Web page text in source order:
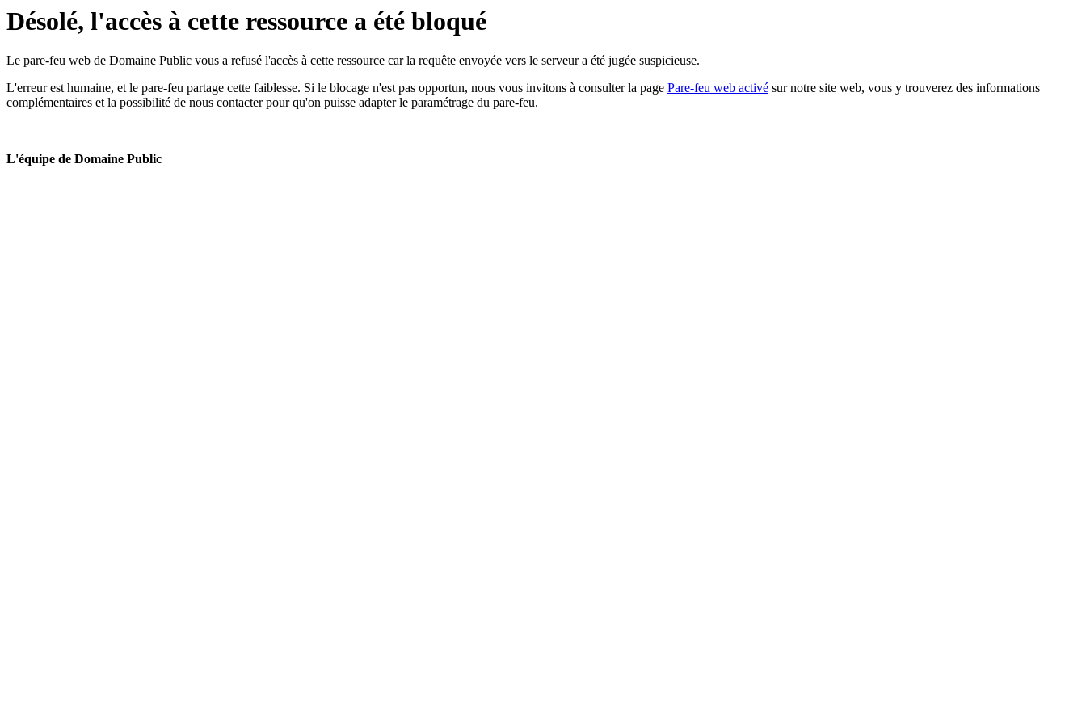
Désolé, l'accès à cette ressource a été bloqué
Le pare-feu web de Domaine Public vous a refusé l'accès à cette ressource car la requête envoyée vers le serveur a été jugée suspicieuse.
L'erreur est humaine, et le pare-feu partage cette faiblesse. Si le blocage n'est pas opportun, nous vous invitons à consulter la page Pare-feu web activé sur notre site web, vous y trouverez des informations
complémentaires et la possibilité de nous contacter pour qu'on puisse adapter le paramétrage du pare-feu.
L'équipe de Domaine Public